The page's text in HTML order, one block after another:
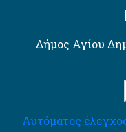
Δήμος Αγίου
Αυτόματος